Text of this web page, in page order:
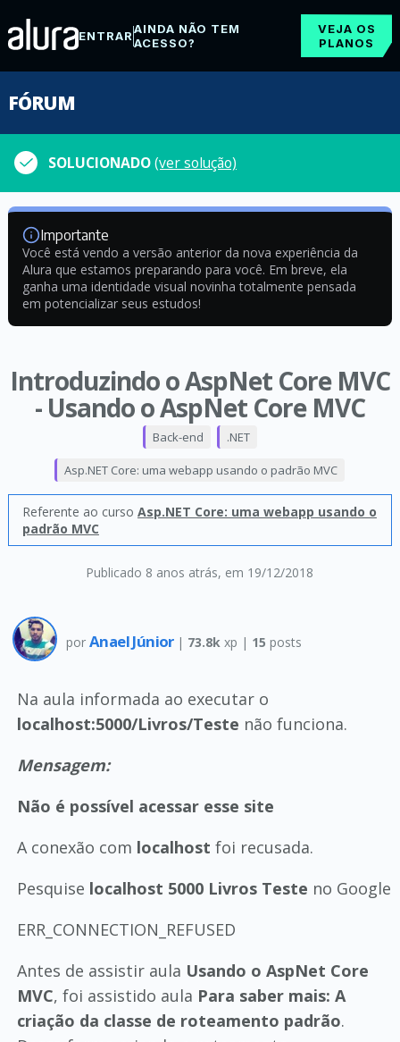
ENTRARAINDA NÃO TEM
ACESSO?
VEJA OS
PLANOS
FÓRUM
SOLUCIONADO(ver solução)
Importante
Você está vendo a versão anterior da nova experiência da
Alura que estamos preparando para você. Em breve, ela
ganha uma identidade visual novinha totalmente pensada
em potencializar seus estudos!
Introduzindo o AspNet Core MVC
- Usando o AspNet Core MVC
Publicado 8 anos atrás, em 19/12/2018
Back-end .NET
Asp.NET Core: uma webapp usando o padrão MVC
Referente ao curso Asp.NET Core: uma webapp usando o
padrão MVC
por Anael Júnior | 73.8k xp | 15 posts
Na aula informada ao executar o
localhost:5000/Livros/Teste não funciona.
Mensagem:
Não é possível acessar esse site
A conexão com localhost foi recusada.
Pesquise localhost 5000 Livros Teste no Google
ERR_CONNECTION_REFUSED
Antes de assistir aula Usando o AspNet Core
MVC, foi assistido aula Para saber mais: A
criação da classe de roteamento padrão.